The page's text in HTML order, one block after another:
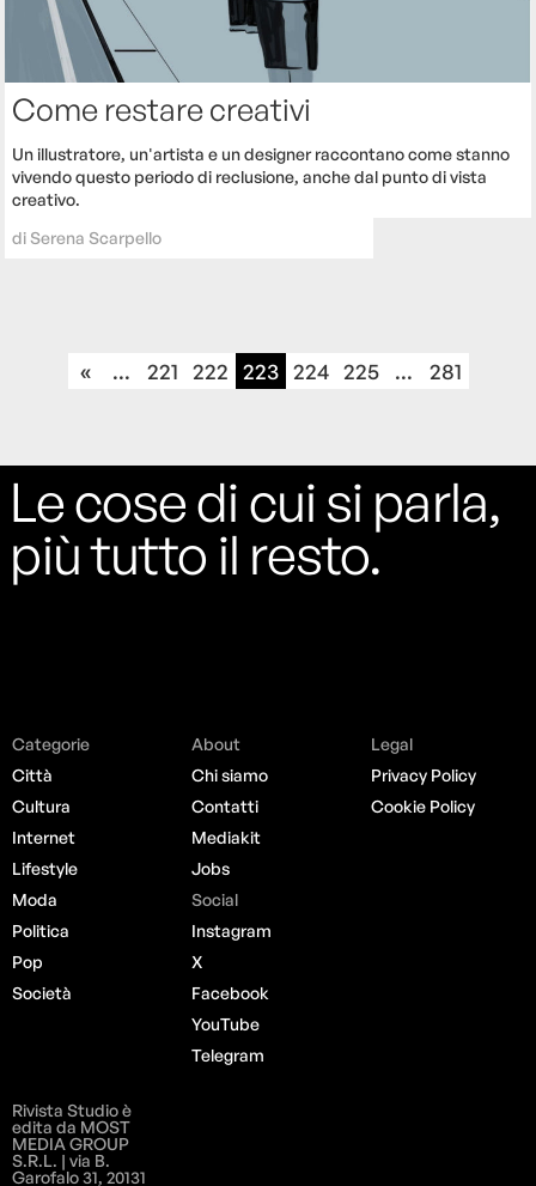
Come restare creativi
Un illustratore, un'artista e un designer raccontano come stanno
vivendo questo periodo di reclusione, anche dal punto di vista
creativo.
diSerena Scarpello
« ... 221 222 223 224 225 ... 281
Le cose di cui si parla,
più tutto il resto.
Categorie
Città
Cultura
Internet
Lifestyle
Moda
Politica
Pop
Società
About
Chi siamo
Contatti
Mediakit
Jobs
Social
Instagram
X
Facebook
YouTube
Telegram
Legal
Privacy Policy
Cookie Policy
Rivista Studio è
edita da MOST
MEDIA GROUP
S.R.L. | via B.
Garofalo 31, 20131